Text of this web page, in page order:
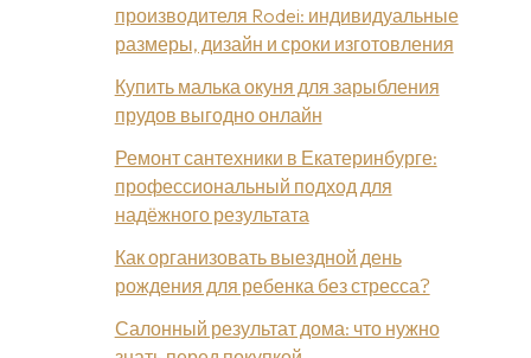
производителя Rodei: индивидуальные
размеры, дизайн и сроки изготовления
Купить малька окуня для зарыбления
прудов выгодно онлайн
Ремонт сантехники в Екатеринбурге:
профессиональный подход для
надёжного результата
Как организовать выездной день
рождения для ребенка без стресса?
Салонный результат дома: что нужно